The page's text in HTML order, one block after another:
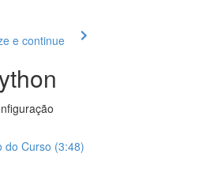
e continue
do Curso (3:48)